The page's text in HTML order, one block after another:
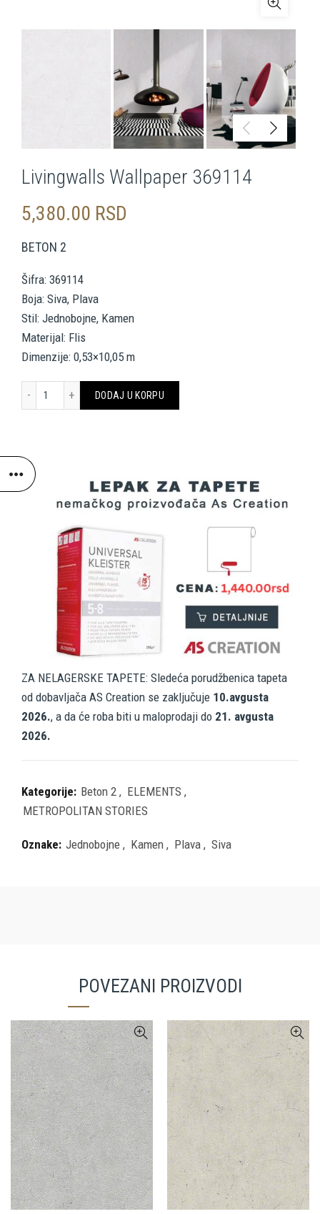
Livingwalls Wallpaper 369114
5,380.00 RSD
BETON 2
Šifra: 369114
Boja: Siva, Plava
Stil: Jednobojne, Kamen
Materijal: Flis
Dimenzije: 0,53×10,05 m
DODAJ U KORPU
ZA NELAGERSKE TAPETE: Sledeća porudžbenica tapeta
od dobavljača AS Creation se zaključuje 10.avgusta
2026., a da će roba biti u maloprodaji do 21. avgusta
2026.
Kategorije: Beton 2 , ELEMENTS ,
METROPOLITAN STORIES
Oznake: Jednobojne , Kamen , Plava , Siva
POVEZANI PROIZVODI